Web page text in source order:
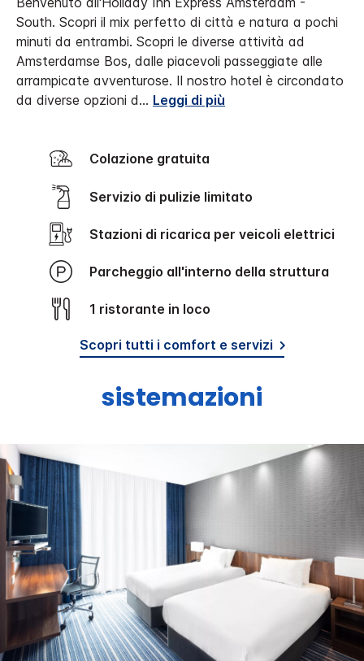
South. Scopri il mix perfetto di città e natura a pochi
minuti da entrambi. Scopri le diverse attività ad
Amsterdamse Bos, dalle piacevoli passeggiate alle
arrampicate avventurose. Il nostro hotel è circondato
da diverse opzioni d... Leggi di più
Colazione gratuita
Servizio di pulizie limitato
Stazioni di ricarica per veicoli elettrici
Parcheggio all'interno della struttura
1 ristorante in loco
Scopri tutti i comfort e servizi
sistemazioni